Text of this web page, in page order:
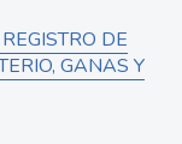
DE
GANAS Y